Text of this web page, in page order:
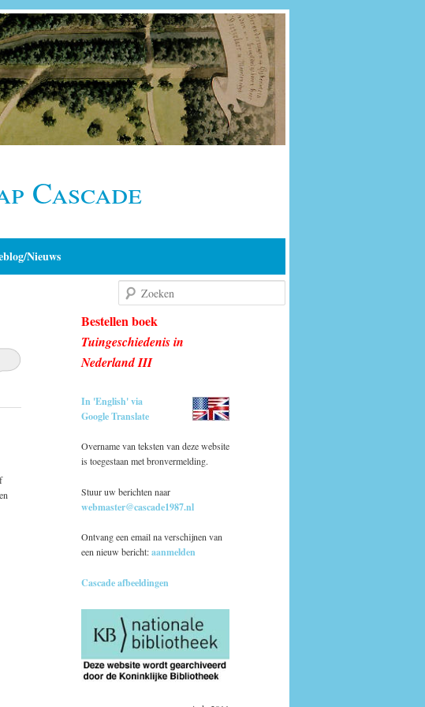
Cascade
Nieuws
Bestellen boek
Tuingeschiedenis in
Nederland III
In 'English' via
Google Translate
Overname van teksten van deze website
is toegestaan met bronvermelding.
Stuur uw berichten naar
webmaster@cascade1987.nl
Ontvang een email na verschijnen van
een nieuw bericht:aanmelden
Cascade afbeeldingen